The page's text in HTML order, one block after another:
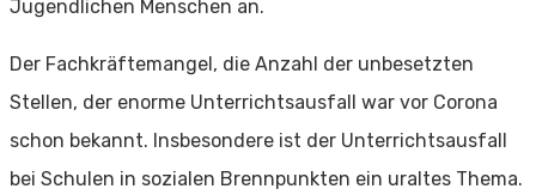
Jugendlichen Menschen an.
Der Fachkräftemangel, die Anzahl der unbesetzten
Stellen, der enorme Unterrichtsausfall war vor Corona
schon bekannt. Insbesondere ist der Unterrichtsausfall
bei Schulen in sozialen Brennpunkten ein uraltes Thema.